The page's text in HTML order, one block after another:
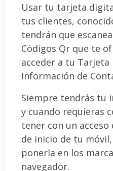
Usar tu tarjeta
tus clientes,
tendrán que
Códigos Qr que te
acceder a tu
Información de
Siempre tendrás tu
y cuando requieras
tener con un
de inicio de tu
ponerla en los
navegador.